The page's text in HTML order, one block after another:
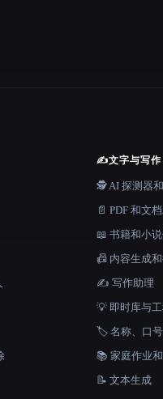
✍️文字与写作
🕵️ AI 探测器
📄 PDF 和文
📖 书籍和小
📠 内容生成
✍️ 写作助理
💡 即时库与
🏷️ 名称、口
📚 家庭作业
📝 文本生成